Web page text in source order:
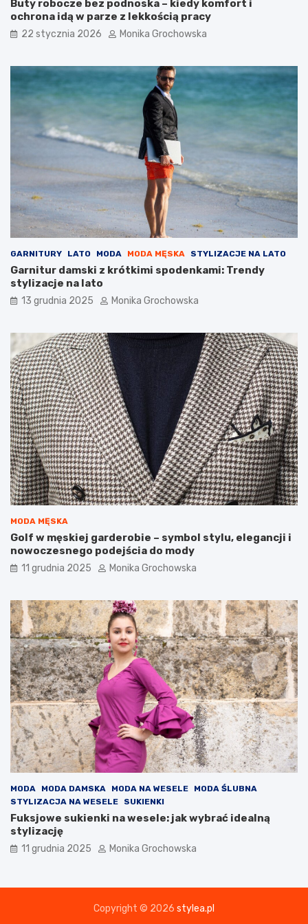
w
i
–
l
a
e
w
a
t
o
o
w
a
d
ć
g
o
d
o
r
u
t
y
n
y
p
i
e
l
ę
g
a
y
j
n
e
j
?
f
i
l
r
o
P
o
t
a
r
Buty robocze bez podnoska – kiedy komfort i
ochrona idą w parze z lekkością pracy
22 stycznia 2026 Monika Grochowska
GARNITURY LATO MODA MODA MĘSKA STYLIZACJE NA LATO
Garnitur damski z krótkimi spodenkami: Trendy
stylizacje na lato
13 grudnia 2025 Monika Grochowska
MODA MĘSKA
Golf w męskiej garderobie – symbol stylu, elegancji i
nowoczesnego podejścia do mody
11 grudnia 2025 Monika Grochowska
MODA MODA DAMSKA MODA NA WESELE
MODA ŚLUBNA
STYLIZACJA NA WESELE
SUKIENKI
Fuksjowe sukienki na wesele: jak wybrać idealną
stylizację
11 grudnia 2025 Monika Grochowska
Copyright © 2026 stylea.pl